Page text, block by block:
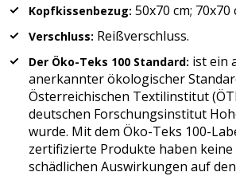
Kopfkissenbezug: 50x70 cm; 70x70
Verschluss: Reißverschluss.
Der Öko-Teks 100 Standard: ist ein
anerkannter ökologischer
Österreichischen Textilinstitut
deutschen Forschungsinstitut
wurde. Mit dem Öko-Teks 100-
zertifizierte Produkte haben
schädlichen Auswirkungen auf